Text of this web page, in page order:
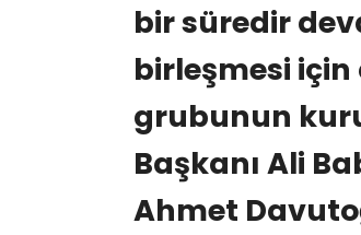
bir süredir
birleşmesi için
grubunun
Başkanı Ali
Ahmet